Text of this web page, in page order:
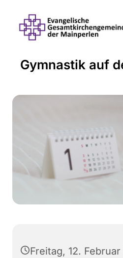
Gymnastik auf
Freitag, 12.